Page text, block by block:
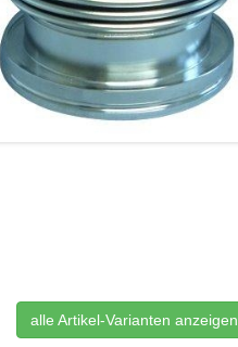
alle Artikel-Varianten anzeigen